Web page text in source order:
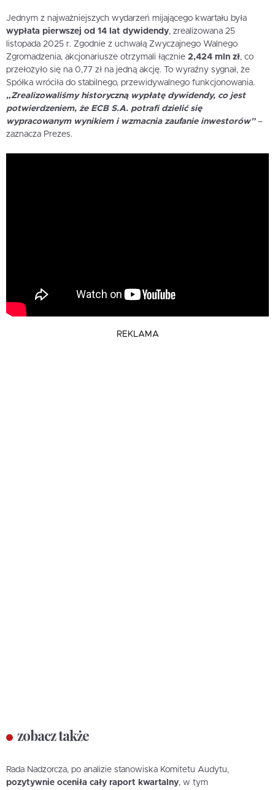
Jednym z najważniejszych wydarzeń mijającego kwartału była
wypłata pierwszej od 14 lat dywidendy, zrealizowana 25
listopada 2025 r. Zgodnie z uchwałą Zwyczajnego Walnego
Zgromadzenia, akcjonariusze otrzymali łącznie 2,424 mln zł, co
przełożyło się na 0,77 zł na jedną akcję. To wyraźny sygnał, że
Spółka wróciła do stabilnego, przewidywalnego funkcjonowania.
„Zrealizowaliśmy historyczną wypłatę dywidendy, co jest
potwierdzeniem, że ECB S.A. potrafi dzielić się
wypracowanym wynikiem i wzmacnia zaufanie inwestorów”–
zaznacza Prezes.
REKLAMA
zobacz także
Rada Nadzorcza, po analizie stanowiska Komitetu Audytu,
pozytywnie oceniła cały raport kwartalny, w tym